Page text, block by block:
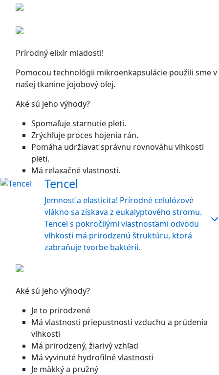
Prírodný elixír mladosti!
Pomocou technológii mikroenkapsulácie použili sme v
našej tkanine jojobový olej.
Aké sú jeho výhody?
Spomaľuje starnutie pleti.
Zrýchľuje proces hojenia rán.
Pomáha udržiavať správnu rovnováhu vlhkosti
pleti.
Má relaxačné vlastnosti.
Tencel
Jemnosť a elasticita! Prírodné celulózové
vlákno sa získava z eukalyptového stromu.
Tencel s pokročilými vlastnosťami odvodu
vlhkosti má prirodzenú štruktúru, ktorá
zabraňuje tvorbe baktérií.
Aké sú jeho výhody?
Je to prirodzené
Má vlastnosti priepustnosti vzduchu a prúdenia
vlhkosti
Má prirodzený, žiarivý vzhľad
Má vyvinuté hydrofilné vlastnosti
Je mäkký a pružný